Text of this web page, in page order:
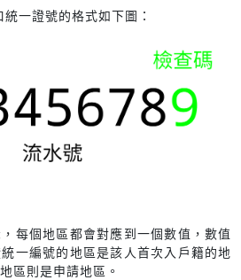
一證號的格式如下圖：
每個地區都會對應到一個數值，數值
一編號的地區是該人首次入戶籍的地
區則是申請地區。